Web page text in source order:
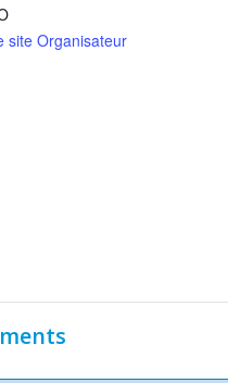
site Organisateur